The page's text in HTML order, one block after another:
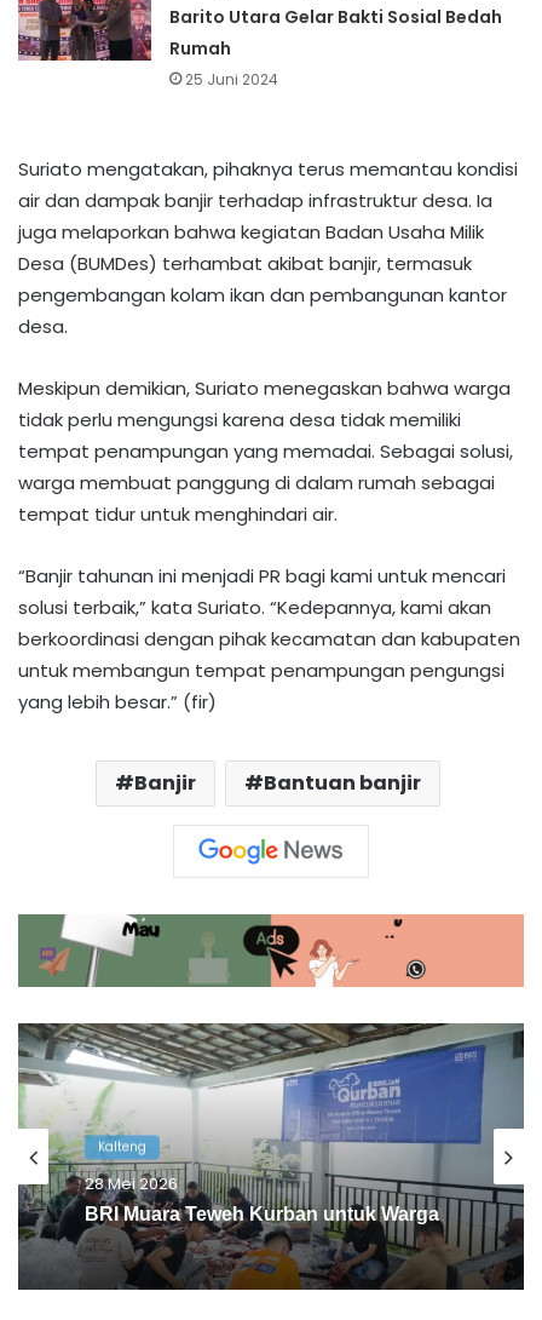
Barito Utara Gelar Bakti Sosial Bedah
Rumah
25 Juni 2024
Suriato mengatakan, pihaknya terus memantau kondisi
air dan dampak banjir terhadap infrastruktur desa. Ia
juga melaporkan bahwa kegiatan Badan Usaha Milik
Desa (BUMDes) terhambat akibat banjir, termasuk
pengembangan kolam ikan dan pembangunan kantor
desa.
Meskipun demikian, Suriato menegaskan bahwa warga
tidak perlu mengungsi karena desa tidak memiliki
tempat penampungan yang memadai. Sebagai solusi,
warga membuat panggung di dalam rumah sebagai
tempat tidur untuk menghindari air.
“Banjir tahunan ini menjadi PR bagi kami untuk mencari
solusi terbaik,” kata Suriato. “Kedepannya, kami akan
berkoordinasi dengan pihak kecamatan dan kabupaten
untuk membangun tempat penampungan pengungsi
yang lebih besar.” (fir)
Banjir Bantuan banjir
Kalteng
28 Mei 2026
BRI Muara Teweh Kurban untuk Warga